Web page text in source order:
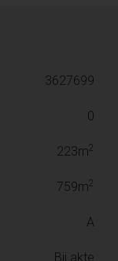
3627699
0
223m2
759m2
A
Bij akte